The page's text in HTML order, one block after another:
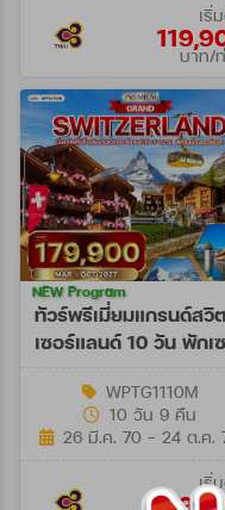
เริ่
บาท/
ทัวร์พรีเมี่ยมแกรนด์สวิต
เซอร์แลนด์ 10 วัน พักเซ
NEW Program
WPTG1110M
10 วัน 9 คืน
26 มี.ค. 70 - 24 ต.ค.
เริ่